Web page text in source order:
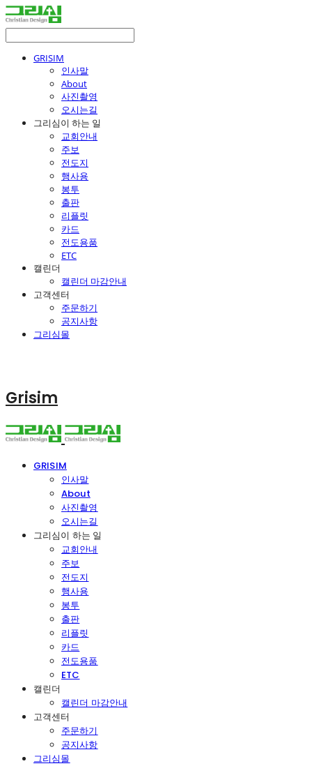
GRISIM
인사말
About
사진촬영
오시는길
그리심이 하는 일
교회안내
주보
전도지
행사용
봉투
출판
리플릿
카드
전도용품
ETC
캘린더
캘린더 마감안내
고객센터
주문하기
공지사항
그리심몰
Grisim
GRISIM
인사말
About
사진촬영
오시는길
그리심이 하는 일
교회안내
주보
전도지
행사용
봉투
출판
리플릿
카드
전도용품
ETC
캘린더
캘린더 마감안내
고객센터
주문하기
공지사항
그리심몰